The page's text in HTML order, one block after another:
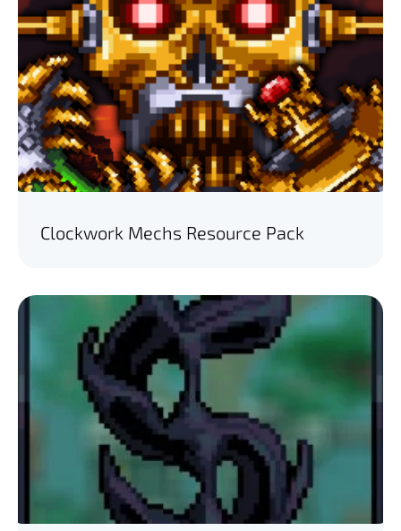
Clockwork Mechs Resource Pack